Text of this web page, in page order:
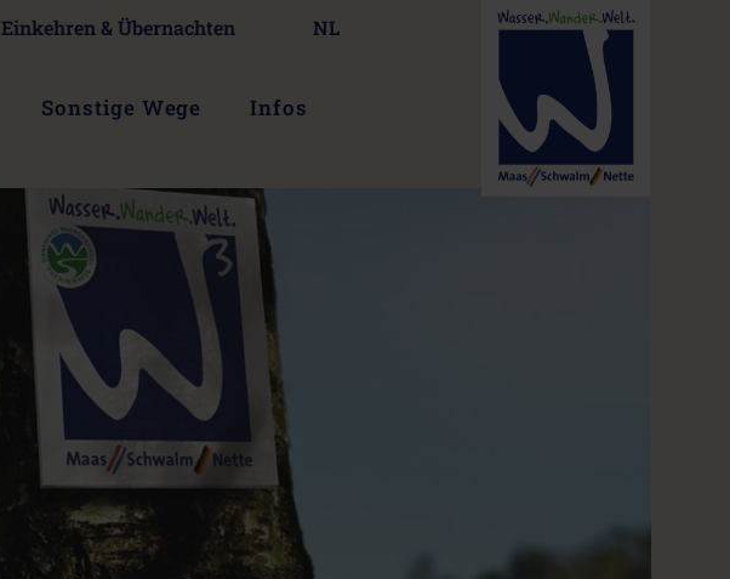
Einkehren & Übernachten NL
Sonstige Wege Infos